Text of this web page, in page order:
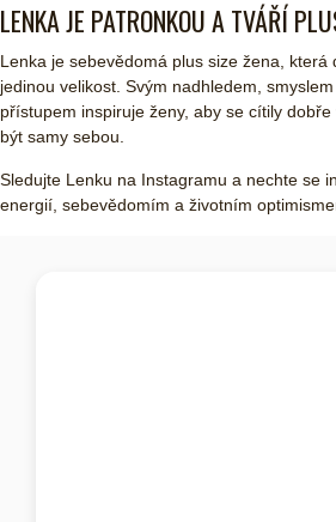
LENKA JE PATRONKOU A TVÁŘÍ
Lenka je sebevědomá plus size žena, která
jedinou velikost. Svým nadhledem,
přístupem inspiruje ženy, aby se cítily
být samy sebou.
Sledujte Lenku na Instagramu a nechte se
energií, sebevědomím a životním